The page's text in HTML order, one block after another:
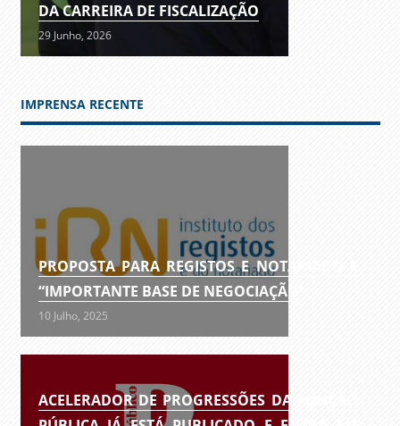
DA CARREIRA DE FISCALIZAÇÃO
29 Junho, 2026
IMPRENSA RECENTE
PROPOSTA PARA REGISTOS E NOTARIADO É
“IMPORTANTE BASE DE NEGOCIAÇÃO”
10 Julho, 2025
ACELERADOR DE PROGRESSÕES DA FUNÇÃO